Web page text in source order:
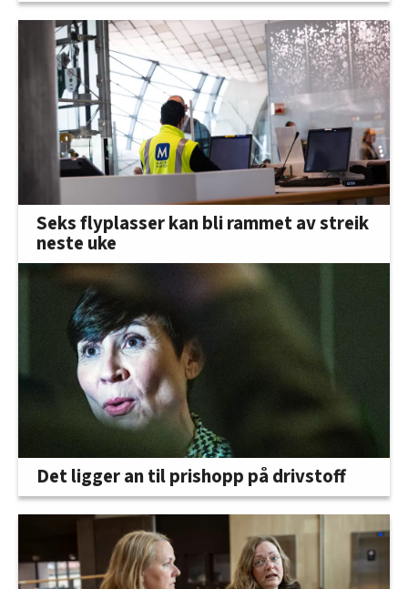
Seks flyplasser kan bli rammet av streik
neste uke
Det ligger an til prishopp på drivstoff